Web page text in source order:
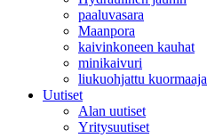
paaluvasara
Maanpora
kaivinkoneen kauhat
minikaivuri
liukuohjattu kuormaaja
Uutiset
Alan uutiset
Yritysuutiset